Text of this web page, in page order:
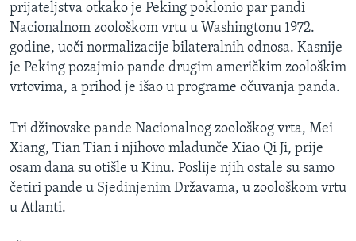
prijateljstva otkako je Peking poklonio par pandi
Nacionalnom zoološkom vrtu u Washingtonu 1972.
godine, uoči normalizacije bilateralnih odnosa. Kasnije
je Peking pozajmio pande drugim američkim zoološkim
vrtovima, a prihod je išao u programe očuvanja panda.
Tri džinovske pande Nacionalnog zoološkog vrta, Mei
Xiang, Tian Tian i njihovo mladunče Xiao Qi Ji, prije
osam dana su otišle u Kinu. Poslije njih ostale su samo
četiri pande u Sjedinjenim Državama, u zoološkom vrtu
u Atlanti.